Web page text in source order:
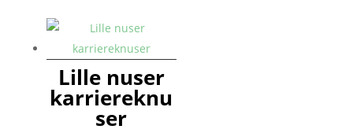
Lille nuser
karriereknu
ser